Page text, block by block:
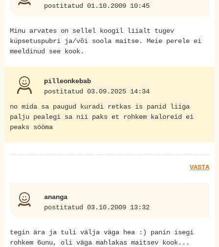
postitatud 01.10.2009 10:45
Minu arvates on sellel koogil liialt tugev
küpsetuspubri ja/või soola maitse. Meie perele ei
meeldinud see kook.
pilleonkebab
postitatud 03.09.2025 14:34
no mida sa paugud kuradi retkas is panid liiga
palju pealegi sa nii paks et rohkem kaloreid ei
peaks sööma
VASTA
ananga
postitatud 03.10.2009 13:32
tegin ära ja tuli välja väga hea :) panin isegi
rohkem 6unu, oli väga mahlakas maitsev kook...